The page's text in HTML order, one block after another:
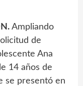
Ampliando
de
Ana
14 años de
se presentó en